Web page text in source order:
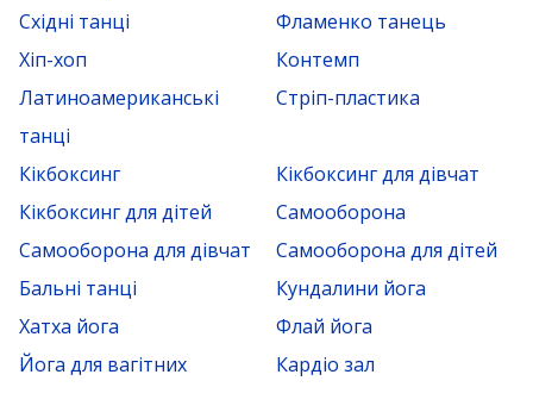
Східні танці
Фламенко танець
Хіп-хоп
Контемп
Латиноамериканські
танці
Стріп-пластика
Кікбоксинг
Кікбоксинг для дівчат
Кікбоксинг для дітей
Самооборона
Самооборона для дівчат
Самооборона для дітей
Бальні танці
Кундалини йога
Хатха йога
Флай йога
Йога для вагітних
Кардіо зал